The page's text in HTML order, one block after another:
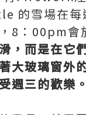
的雪場在每
8：00pm會
，而是在它
大玻璃窗外
週三的歡樂。